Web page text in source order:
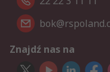
Znajdź nas na